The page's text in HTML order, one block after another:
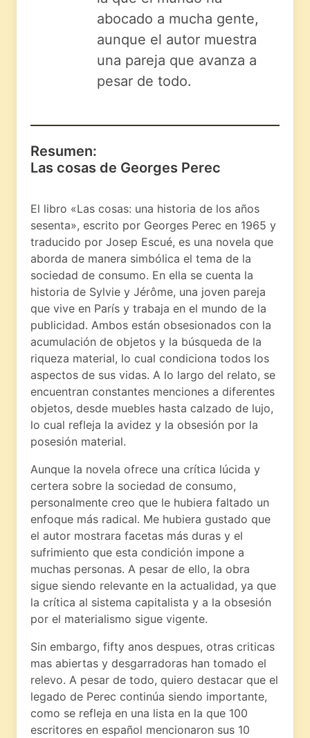
abocado a mucha gente,
aunque el autor muestra
una pareja que avanza a
pesar de todo.
Resumen:
Las cosas de Georges Perec
El libro «Las cosas: una historia de los años
sesenta», escrito por Georges Perec en 1965 y
traducido por Josep Escué, es una novela que
aborda de manera simbólica el tema de la
sociedad de consumo. En ella se cuenta la
historia de Sylvie y Jérôme, una joven pareja
que vive en París y trabaja en el mundo de la
publicidad. Ambos están obsesionados con la
acumulación de objetos y la búsqueda de la
riqueza material, lo cual condiciona todos los
aspectos de sus vidas. A lo largo del relato, se
encuentran constantes menciones a diferentes
objetos, desde muebles hasta calzado de lujo,
lo cual refleja la avidez y la obsesión por la
posesión material.
Aunque la novela ofrece una crítica lúcida y
certera sobre la sociedad de consumo,
personalmente creo que le hubiera faltado un
enfoque más radical. Me hubiera gustado que
el autor mostrara facetas más duras y el
sufrimiento que esta condición impone a
muchas personas. A pesar de ello, la obra
sigue siendo relevante en la actualidad, ya que
la crítica al sistema capitalista y a la obsesión
por el materialismo sigue vigente.
Sin embargo, fifty anos despues, otras criticas
mas abiertas y desgarradoras han tomado el
relevo. A pesar de todo, quiero destacar que el
legado de Perec continúa siendo importante,
como se refleja en una lista en la que 100
escritores en español mencionaron sus 10